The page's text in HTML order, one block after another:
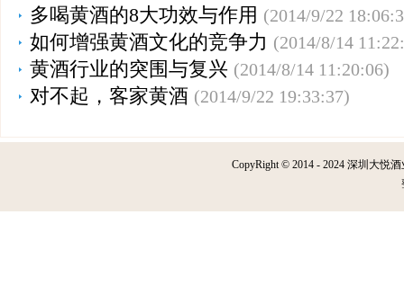
多喝黄酒的8大功效与作用 (2014/9/22
如何增强黄酒文化的竞争力 (2014/8/14
黄酒行业的突围与复兴 (2014/8/14 11:20:06)
对不起，客家黄酒 (2014/9/22 19:33:37)
CopyRight © 2014 - 2024 深圳大悦